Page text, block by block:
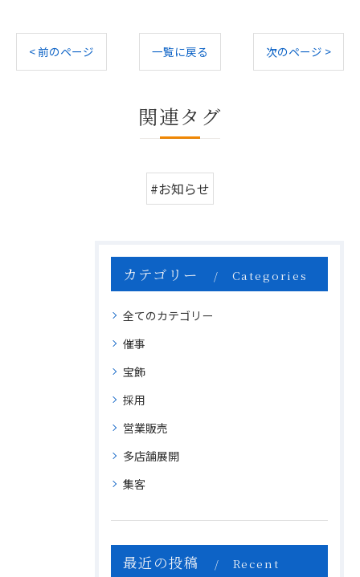
< 前のページ 一覧に戻る 次のページ >
関連タグ
#お知らせ
カテゴリー Categories
全てのカテゴリー
催事
宝飾
採用
営業販売
多店舗展開
集客
最近の投稿
Recent